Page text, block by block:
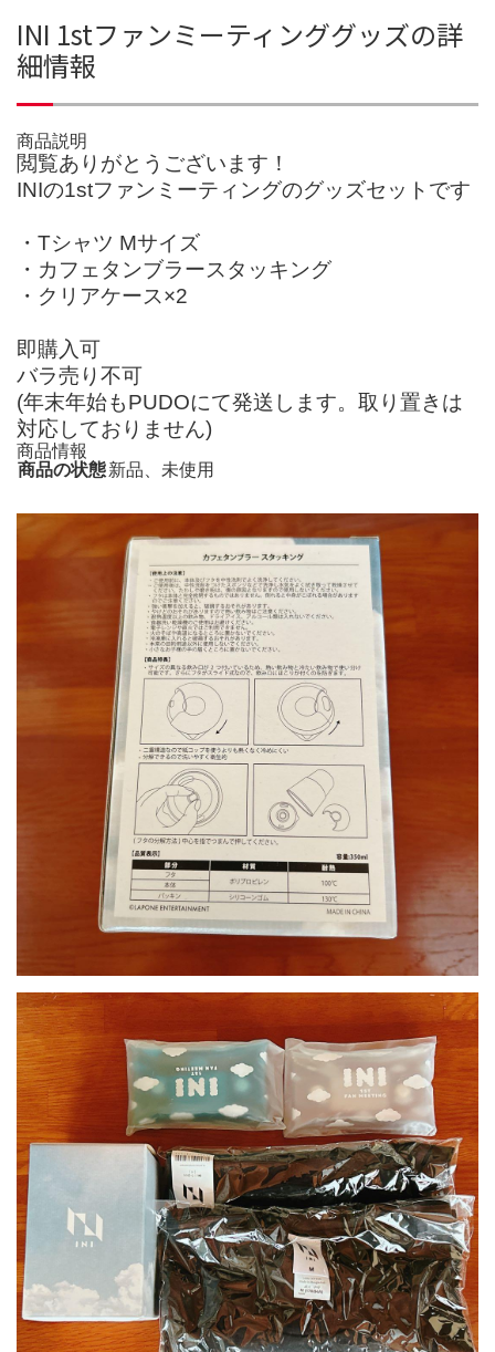
INI 1stファンミーティンググッズの詳
細情報
商品説明
閲覧ありがとうございます！
INIの1stファンミーティングのグッズセットです
・Tシャツ Mサイズ
・カフェタンブラースタッキング
・クリアケース×2
即購入可
バラ売り不可
(年末年始もPUDOにて発送します。取り置きは
対応しておりません)
商品情報
商品の状態新品、未使用